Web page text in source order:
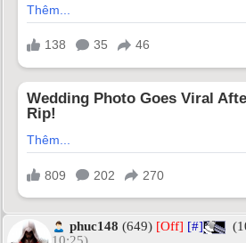
phuc148 (649) [Off] [#]